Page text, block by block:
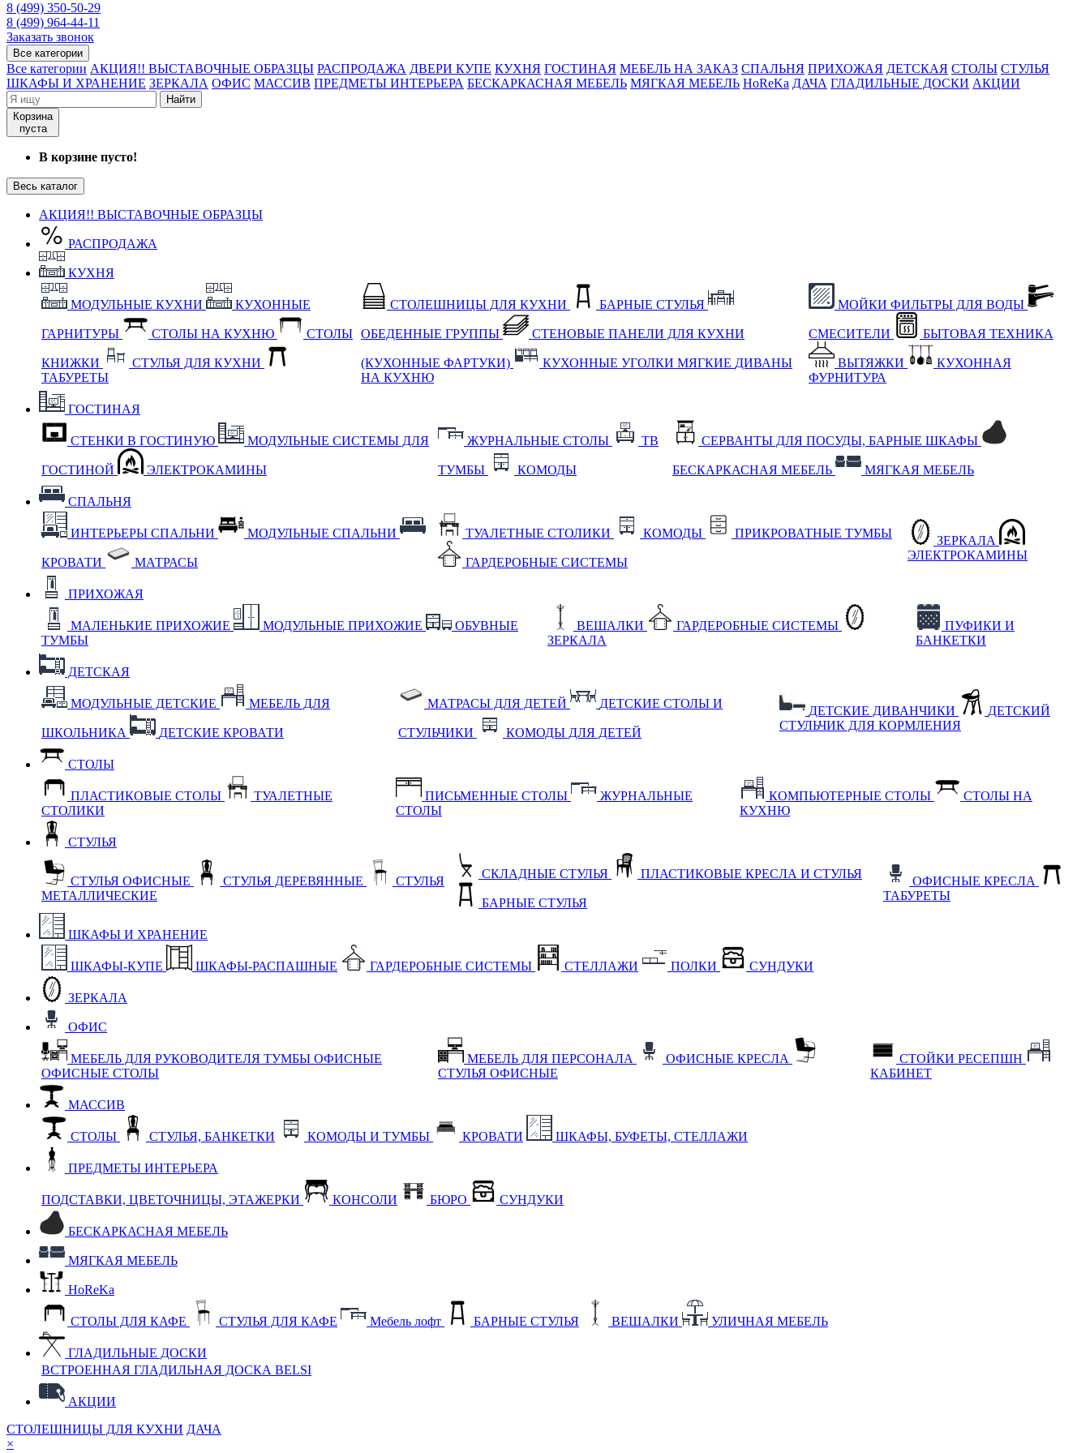
8 (499) 350-50-29
8 (499) 964-44-11
Заказать звонок
Все категории
Все категории АКЦИЯ!! ВЫСТАВОЧНЫЕ ОБРАЗЦЫ РАСПРОДАЖА ДВЕРИ КУПЕ КУХНЯ ГОСТИНАЯ МЕБЕЛЬ НА ЗАКАЗ СПАЛЬНЯ ПРИХОЖАЯ ДЕТСКАЯ СТОЛЫ СТУЛЬЯ
ШКАФЫ И ХРАНЕНИЕ ЗЕРКАЛА ОФИС МАССИВ ПРЕДМЕТЫ ИНТЕРЬЕРА БЕСКАРКАСНАЯ МЕБЕЛЬ МЯГКАЯ МЕБЕЛЬ HoReKa ДАЧА ГЛАДИЛЬНЫЕ ДОСКИ АКЦИИ
Найти
Корзина
пуста
В корзине пусто!
Весь каталог
АКЦИЯ!! ВЫСТАВОЧНЫЕ ОБРАЗЦЫ
РАСПРОДАЖА
КУХНЯ
МОДУЛЬНЫЕ КУХНИ КУХОННЫЕ
ГАРНИТУРЫ СТОЛЫ НА КУХНЮ СТОЛЫ
КНИЖКИ
СТУЛЬЯ ДЛЯ КУХНИ
ТАБУРЕТЫ
СТОЛЕШНИЦЫ ДЛЯ КУХНИ БАРНЫЕ СТУЛЬЯ
ОБЕДЕННЫЕ ГРУППЫ СТЕНОВЫЕ ПАНЕЛИ ДЛЯ КУХНИ
(КУХОННЫЕ ФАРТУКИ) КУХОННЫЕ УГОЛКИ МЯГКИЕ ДИВАНЫ
НА КУХНЮ
МОЙКИ ФИЛЬТРЫ ДЛЯ ВОДЫ
СМЕСИТЕЛИ БЫТОВАЯ ТЕХНИКА
ВЫТЯЖКИ
КУХОННАЯ
ФУРНИТУРА
ГОСТИНАЯ
СТЕНКИ В ГОСТИНУЮ МОДУЛЬНЫЕ СИСТЕМЫ ДЛЯ
ГОСТИНОЙ ЭЛЕКТРОКАМИНЫ
ЖУРНАЛЬНЫЕ СТОЛЫ ТВ
ТУМБЫ КОМОДЫ
СЕРВАНТЫ ДЛЯ ПОСУДЫ, БАРНЫЕ ШКАФЫ
БЕСКАРКАСНАЯ МЕБЕЛЬ МЯГКАЯ МЕБЕЛЬ
СПАЛЬНЯ
ИНТЕРЬЕРЫ СПАЛЬНИ МОДУЛЬНЫЕ СПАЛЬНИ
КРОВАТИ МАТРАСЫ
ТУАЛЕТНЫЕ СТОЛИКИ КОМОДЫ ПРИКРОВАТНЫЕ ТУМБЫ
ГАРДЕРОБНЫЕ СИСТЕМЫ
ЗЕРКАЛА
ЭЛЕКТРОКАМИНЫ
ПРИХОЖАЯ
МАЛЕНЬКИЕ ПРИХОЖИЕ МОДУЛЬНЫЕ ПРИХОЖИЕ
ОБУВНЫЕ
ТУМБЫ
ВЕШАЛКИ
ГАРДЕРОБНЫЕ СИСТЕМЫ
ЗЕРКАЛА
ПУФИКИ И
БАНКЕТКИ
ДЕТСКАЯ
МОДУЛЬНЫЕ ДЕТСКИЕ МЕБЕЛЬ ДЛЯ
ШКОЛЬНИКА ДЕТСКИЕ КРОВАТИ
МАТРАСЫ ДЛЯ ДЕТЕЙ ДЕТСКИЕ СТОЛЫ И
СТУЛЬЧИКИ КОМОДЫ ДЛЯ ДЕТЕЙ
ДЕТСКИЕ ДИВАНЧИКИ
ДЕТСКИЙ
СТУЛЬЧИК ДЛЯ КОРМЛЕНИЯ
СТОЛЫ
ПЛАСТИКОВЫЕ СТОЛЫ
ТУАЛЕТНЫЕ
СТОЛИКИ
ПИСЬМЕННЫЕ СТОЛЫ
ЖУРНАЛЬНЫЕ
СТОЛЫ
КОМПЬЮТЕРНЫЕ СТОЛЫ
СТОЛЫ НА
КУХНЮ
СТУЛЬЯ
СТУЛЬЯ ОФИСНЫЕ СТУЛЬЯ ДЕРЕВЯННЫЕ
СТУЛЬЯ
МЕТАЛЛИЧЕСКИЕ
СКЛАДНЫЕ СТУЛЬЯ ПЛАСТИКОВЫЕ КРЕСЛА И СТУЛЬЯ
БАРНЫЕ СТУЛЬЯ
ОФИСНЫЕ КРЕСЛА
ТАБУРЕТЫ
ШКАФЫ И ХРАНЕНИЕ
ШКАФЫ-КУПЕ ШКАФЫ-РАСПАШНЫЕ ГАРДЕРОБНЫЕ СИСТЕМЫ СТЕЛЛАЖИ ПОЛКИ СУНДУКИ
ЗЕРКАЛА
ОФИС
МЕБЕЛЬ ДЛЯ РУКОВОДИТЕЛЯ ТУМБЫ ОФИСНЫЕ
ОФИСНЫЕ СТОЛЫ
МЕБЕЛЬ ДЛЯ ПЕРСОНАЛА
ОФИСНЫЕ КРЕСЛА
СТУЛЬЯ ОФИСНЫЕ
СТОЙКИ РЕСЕПШН
КАБИНЕТ
МАССИВ
СТОЛЫ СТУЛЬЯ, БАНКЕТКИ КОМОДЫ И ТУМБЫ КРОВАТИ ШКАФЫ, БУФЕТЫ, СТЕЛЛАЖИ
ПРЕДМЕТЫ ИНТЕРЬЕРА
ПОДСТАВКИ, ЦВЕТОЧНИЦЫ, ЭТАЖЕРКИ КОНСОЛИ БЮРО СУНДУКИ
БЕСКАРКАСНАЯ МЕБЕЛЬ
МЯГКАЯ МЕБЕЛЬ
HoReKa
СТОЛЫ ДЛЯ КАФЕ СТУЛЬЯ ДЛЯ КАФЕ Мебель лофт БАРНЫЕ СТУЛЬЯ ВЕШАЛКИ УЛИЧНАЯ МЕБЕЛЬ
ГЛАДИЛЬНЫЕ ДОСКИ
ВСТРОЕННАЯ ГЛАДИЛЬНАЯ ДОСКА BELSI
АКЦИИ
СТОЛЕШНИЦЫ ДЛЯ КУХНИ ДАЧА
×